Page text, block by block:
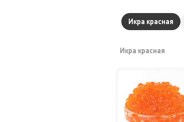
Икра красная
Икра красная